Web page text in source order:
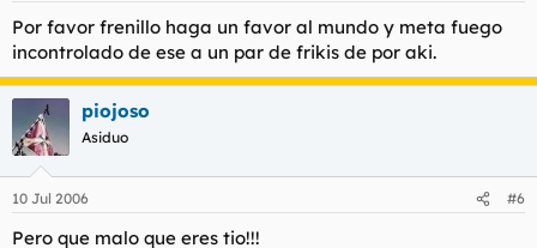
Por favor frenillo haga un favor al mundo y meta fuego
incontrolado de ese a un par de frikis de por aki.
piojoso
Asiduo
10 Jul 2006 #6
Pero que malo que eres tio!!!